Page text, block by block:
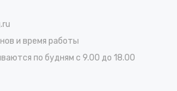
и время работы
по будням с 9.00 до 18.00